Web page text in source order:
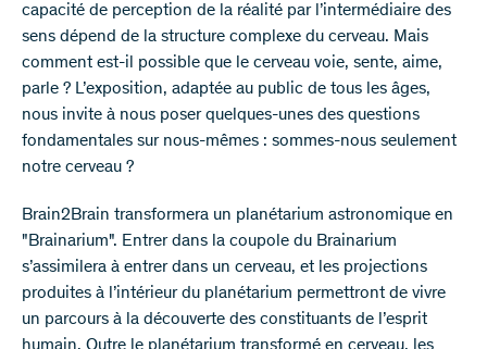
capacité de perception de la réalité par l’intermédiaire des
sens dépend de la structure complexe du cerveau. Mais
comment est-il possible que le cerveau voie, sente, aime,
parle ? L’exposition, adaptée au public de tous les âges,
nous invite à nous poser quelques-unes des questions
fondamentales sur nous-mêmes : sommes-nous seulement
notre cerveau ?
Brain2Brain transformera un planétarium astronomique en
"Brainarium". Entrer dans la coupole du Brainarium
s’assimilera à entrer dans un cerveau, et les projections
produites à l’intérieur du planétarium permettront de vivre
un parcours à la découverte des constituants de l’esprit
humain. Outre le planétarium transformé en cerveau, les